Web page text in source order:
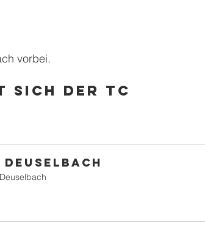
vorbei.
sich der TC
Deuselbach